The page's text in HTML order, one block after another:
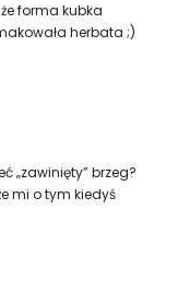
forma kubka
herbata ;)
„zawinięty” brzeg?
mi o tym kiedyś